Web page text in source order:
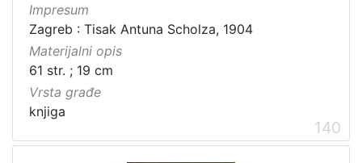
Impresum
Zagreb : Tisak Antuna Scholza, 1904
Materijalni opis
61 str. ; 19 cm
Vrsta građe
knjiga
140